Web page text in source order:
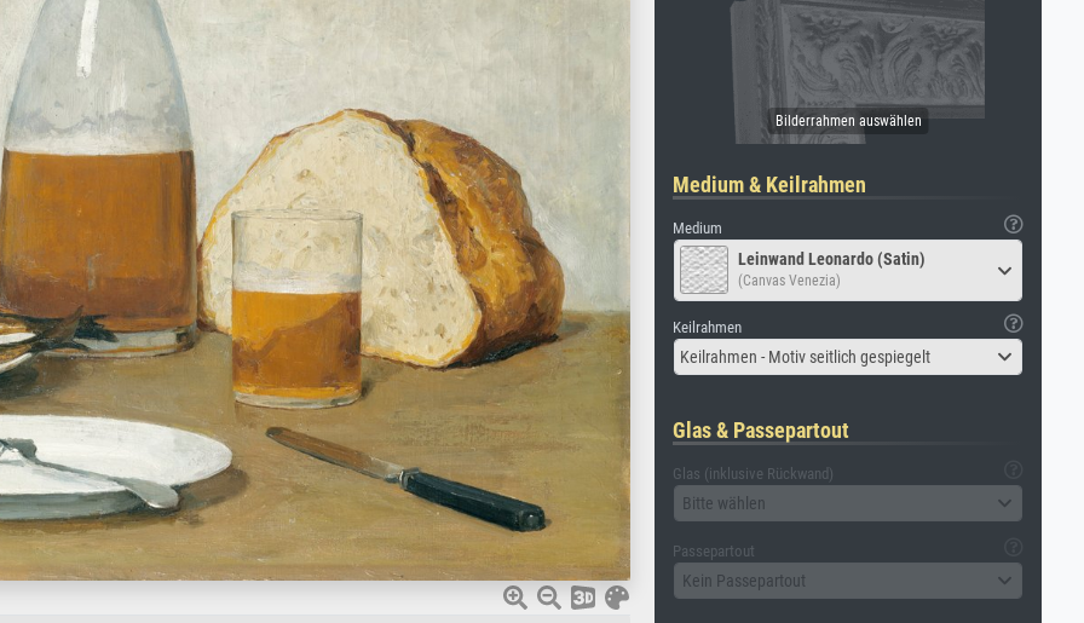
Medium & Keilrahmen
Medium
Leinwand Leonardo (Satin)
(Canvas Venezia)
Keilrahmen
Keilrahmen - Motiv seitlich gespiegelt
Glas & Passepartout
Glas (inklusive Rückwand)
Bitte wählen
Passepartout
Kein Passepartout